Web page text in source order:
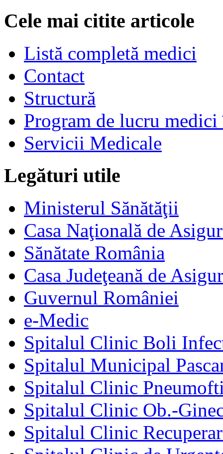
Cele mai citite articole
Listă completă medici
Contact
Structură
Program de lucru
Servicii Medicale
Legături utile
Ministerul Sănătăţii
Casa Naţională de
Sănătate România
Casa Judeţeană de
Guvernul României
e-Medic
Spitalul Clinic Boli
Spitalul Municipal
Spitalul Clinic
Spitalul Clinic Ob.-
Spitalul Clinic